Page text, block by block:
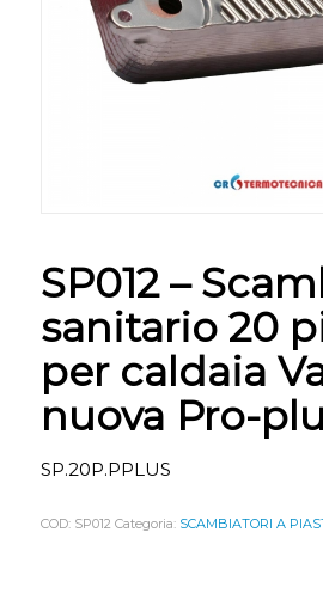
SP012 –
sanitario 20
per caldaia
nuova Pro-
SP.20P.PPLUS
COD: SP012 Categoria: SCAMBIATORI A